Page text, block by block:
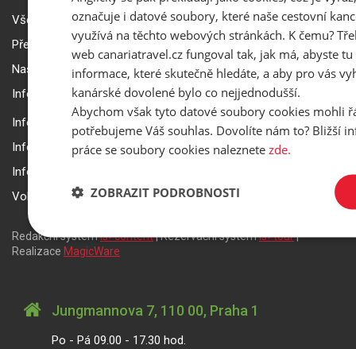
Všeobecné smluvní podmínky a reklamační řád
Přepravní podmínky Smartwings
Nastavení a ochrana soukromí
Informace k rezervaci zájezdu
Informace k pojištění
Informace k letecké přepravě
Informace k ubytování a pobytu
Volitelné doplňkové služby
Redakční systémis>content| Rezervační systémis>tour|
Realizace MagicWare
Jungmannova 7, 110 00, Praha 1
Po - Pá 09.00 - 17.30 hod.
označuje i datové soubory, které naše cestovní
využívá na těchto webových stránkách. K čemu?
web canariatravel.cz fungoval tak, jak má, abyste
informace, které skutečně hledáte, a aby pro vás
kanárské dovolené bylo co nejjednodušší.
Abychom však tyto datové soubory cookies mohli
potřebujeme Váš souhlas. Dovolíte nám to? Bližší
práce se soubory cookies naleznete zde.
ZOBRAZIT PODROBNOSTI